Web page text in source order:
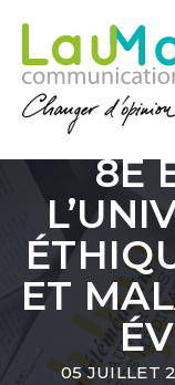
8E
ET
05 JUILLET